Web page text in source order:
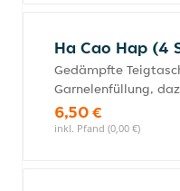
Ha Cao Hap (4
Gedämpfte
Garnelenfüllung,
6,50 €
inkl. Pfand (0,00 €)